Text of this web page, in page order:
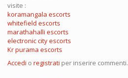
visite :
koramangala escorts
whitefield escorts
marathahalli escorts
electronic city escorts
Kr purama escorts
Accedi o registrati per inserire commenti.